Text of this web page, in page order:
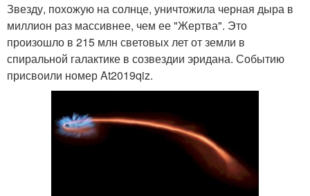
Звезду, похожую на солнце, уничтожила черная дыра в
миллион раз массивнее, чем ее "Жертва". Это
произошло в 215 млн световых лет от земли в
спиральной галактике в созвездии эридана. Событию
присвоили номер At2019qiz.